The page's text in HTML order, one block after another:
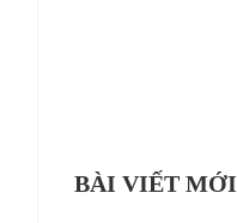
BÀI VIẾT MỚI